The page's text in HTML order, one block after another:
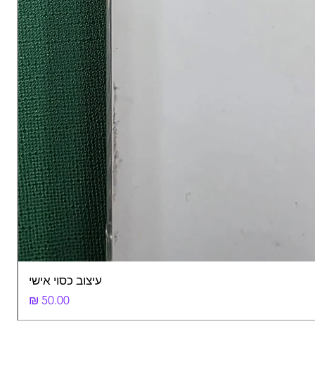
עיצוב כסוי אישי
מחיר